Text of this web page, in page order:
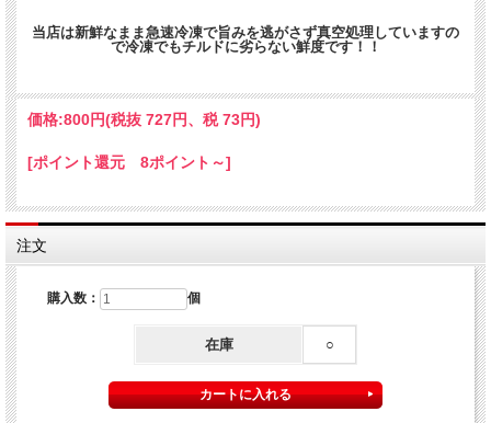
馬肉の風味を密封したパウチを開けると美味しそうなお
旅行に行く時やホテルに預ける時、災害時の非常食など
当店は新鮮なまま急速冷凍で旨みを逃がさず真空処理していますの
で冷凍でもチルドに劣らない鮮度です！！
価格:800円(税抜 727円、税 73円)
[ポイント還元 8ポイント～]
注文
購入数： 個
在庫 ○